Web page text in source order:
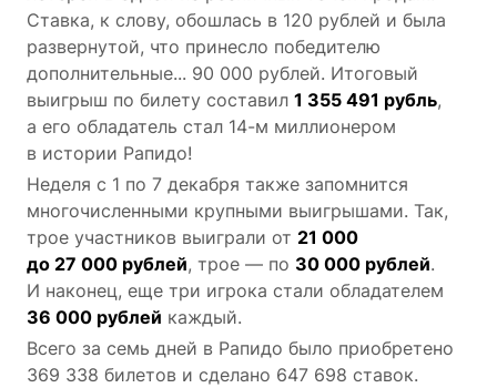
Ставка, к слову, обошлась в 120 рублей и была
развернутой, что принесло победителю
дополнительные... 90 000 рублей. Итоговый
выигрыш по билету составил 1 355 491 рубль,
а его обладатель стал 14-м миллионером
в истории Рапидо!
Неделя с 1 по 7 декабря также запомнится
многочисленными крупными выигрышами. Так,
трое участников выиграли от 21 000
до 27 000 рублей, трое — по 30 000 рублей.
И наконец, еще три игрока стали обладателем
36 000 рублей каждый.
Всего за семь дней в Рапидо было приобретено
369 338 билетов и сделано 647 698 ставок.